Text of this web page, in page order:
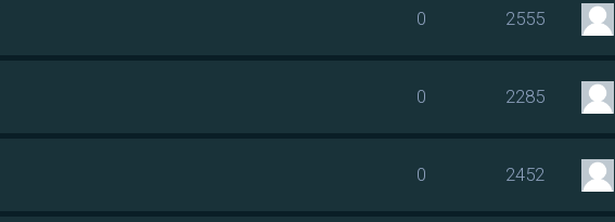
0 2555
0 2285
0 2452